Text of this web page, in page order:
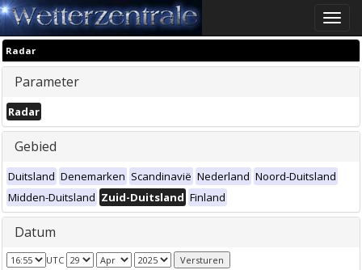
Toggle
Radar
Parameter
Radar
Gebied
Duitsland Denemarken Scandinavië Nederland Noord-Duitsland
Midden-Duitsland Zuid-Duitsland Finland
Datum
UTC